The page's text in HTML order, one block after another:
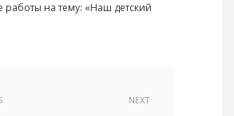
работы на тему: «Наш детский
NEXT